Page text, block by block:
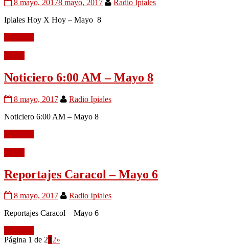
8 mayo, 20178 mayo, 2017
Radio Ipiales
Ipiales Hoy X Hoy – Mayo 8
Noticiero 6:00 AM – Mayo 8
8 mayo, 2017
Radio Ipiales
Noticiero 6:00 AM – Mayo 8
Reportajes Caracol – Mayo 6
8 mayo, 2017
Radio Ipiales
Reportajes Caracol – Mayo 6
Página 1 de 212»